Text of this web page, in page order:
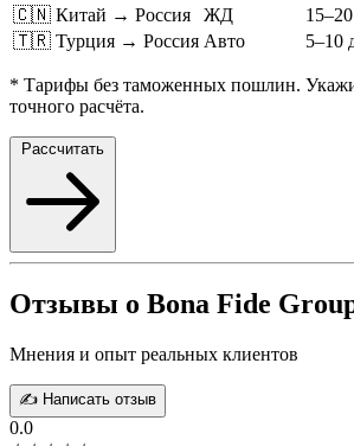
🇨🇳 Китай → Россия
ЖД
🇹🇷 Турция → Россия Авто 5–10
* Тарифы без таможенных пошлин.
точного расчёта.
Рассчитать
Отзывы о Bona Fide
Мнения и опыт реальных клиентов
✍️ Написать отзыв
0.0